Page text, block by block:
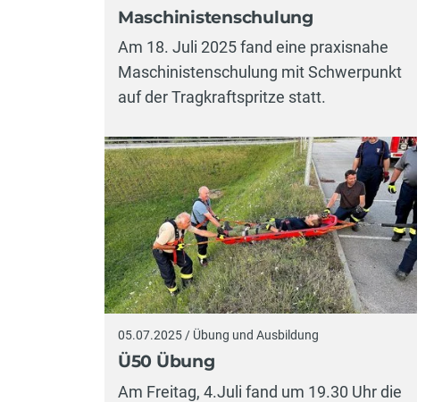
Maschinistenschulung
Am 18. Juli 2025 fand eine praxisnahe
Maschinistenschulung mit Schwerpunkt
auf der Tragkraftspritze statt.
05.07.2025 / Übung und Ausbildung
Ü50 Übung
Am Freitag, 4.Juli fand um 19.30 Uhr die